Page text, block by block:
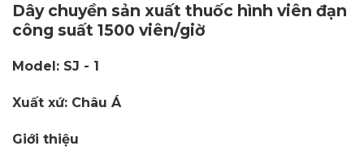
Dây chuyền sản xuất thuốc hình viên đạn
công suất 1500 viên/giờ
Model: SJ - 1
Xuất xứ: Châu Á
Giới thiệu